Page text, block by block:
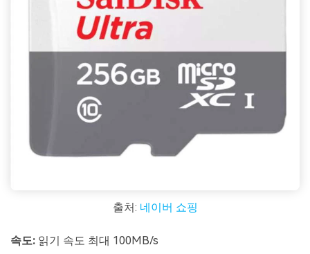
출처: 네이버 쇼핑
속도: 읽기 속도 최대 100MB/s